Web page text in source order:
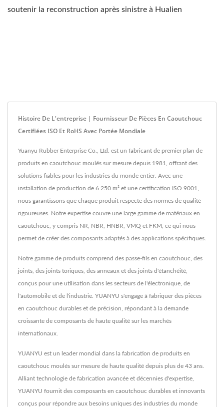
soutenir la reconstruction après sinistre à Hualien
Histoire De L'entreprise | Fournisseur De Pièces En Caoutchouc
Certifiées ISO Et RoHS Avec Portée Mondiale
Yuanyu Rubber Enterprise Co., Ltd. est un fabricant de premier plan de
produits en caoutchouc moulés sur mesure depuis 1981, offrant des
solutions fiables pour les industries du monde entier. Avec une
installation de production de 6 250 m² et une certification ISO 9001,
nous garantissons que chaque produit respecte des normes de qualité
rigoureuses. Notre expertise couvre une large gamme de matériaux en
caoutchouc, y compris NR, NBR, HNBR, VMQ et FKM, ce qui nous
permet de créer des composants adaptés à des applications spécifiques.
Notre gamme de produits comprend des passe-fils en caoutchouc, des
joints, des joints toriques, des anneaux et des joints d'étanchéité,
conçus pour une utilisation dans les secteurs de l'électronique, de
l'automobile et de l'industrie. YUANYU s'engage à fabriquer des pièces
en caoutchouc durables et de précision, répondant à la demande
croissante de composants de haute qualité sur les marchés
internationaux.
YUANYU est un leader mondial dans la fabrication de produits en
caoutchouc moulés sur mesure de haute qualité depuis plus de 43 ans.
Alliant technologie de fabrication avancée et décennies d'expertise,
YUANYU fournit des composants en caoutchouc durables et innovants
conçus pour répondre aux besoins uniques des industries du monde